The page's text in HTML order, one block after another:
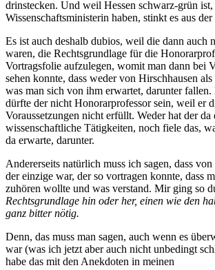
drinstecken. Und weil Hessen schwarz-grün
Wissenschaftsministerin haben, stinkt es aus der
Es ist auch deshalb dubios, weil die dann auch
waren, die Rechtsgrundlage für die
Vortragsfolie aufzulegen, womit man dann bei
sehen konnte, dass weder von Hirschhausen als
was man sich von ihm erwartet, darunter fallen.
dürfte der nicht Honorarprofessor sein, weil er
Voraussetzungen nicht erfüllt. Weder hat der da
wissenschaftliche Tätigkeiten, noch fiele das,
da erwarte, darunter.
Andererseits natürlich muss ich sagen, dass
der einzige war, der so vortragen konnte, dass
zuhören wollte und was verstand. Mir ging so
Rechtsgrundlage hin oder her, einen wie den
ganz bitter nötig.
Denn, das muss man sagen, auch wenn es
war (was ich jetzt aber auch nicht unbedingt
habe das mit den Anekdoten in meinen